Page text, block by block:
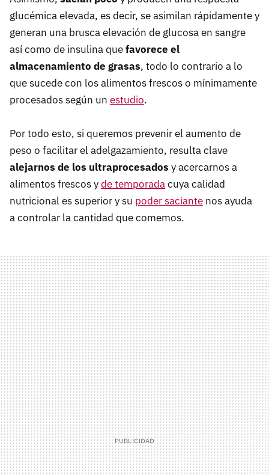
glucémica elevada, es decir, se asimilan rápidamente y
generan una brusca elevación de glucosa en sangre
así como de insulina quefavorece el
almacenamiento de grasas, todo lo contrario a lo
que sucede con los alimentos frescos o mínimamente
procesados según un estudio.
Por todo esto, si queremos prevenir el aumento de
peso o facilitar el adelgazamiento, resulta clave
alejarnos de los ultraprocesados y acercarnos a
alimentos frescos yde temporadacuya calidad
nutricional es superior y su poder saciante nos ayuda
a controlar la cantidad que comemos.